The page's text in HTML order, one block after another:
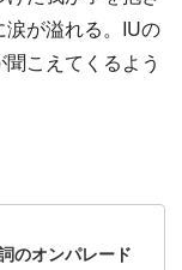
涙が溢れる。IUの
こえてくるよう
のオンパレード